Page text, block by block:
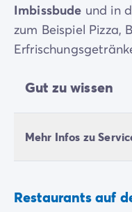
Imbissbude und in
zum Beispiel Pizza,
Gut zu wissen
Mehr Infos zu
Restaurants auf